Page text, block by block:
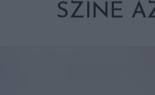
SZÍNE